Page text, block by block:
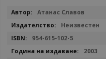
Повече
Атанас Славов
Неизвестен
954-615-102-5
2003